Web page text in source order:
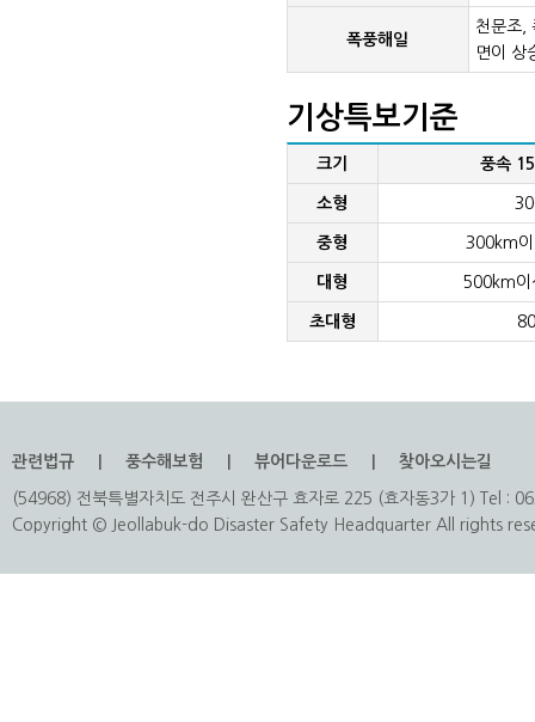
폭풍해일
천문조,
면이 상
기상특보기준
크기 풍속
소형
중형 300km
대형 500km이
초대형
관련법규 풍수해보험 뷰어다운로드 찾아오시는길
(54968) 전북특별자치도 전주시 완산구 효자로 225 (효자동3가 1) Tel :
Copyright © Jeollabuk-do Disaster Safety Headquarter All rights